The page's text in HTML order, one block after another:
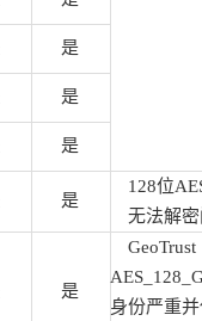
是
是
是
是
128位
无法解密
是
身份严重